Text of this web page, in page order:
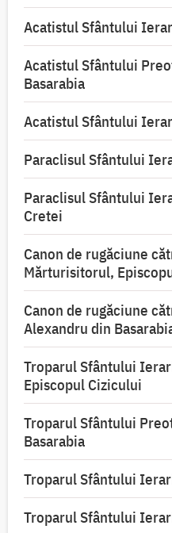
Acatistul Sfântului
Acatistul Sfântului
Basarabia
Acatistul Sfântului
Paraclisul Sfântului
Paraclisul Sfântului
Cretei
Canon de rugăciune
Mărturisitorul,
Canon de rugăciune
Alexandru din
Troparul Sfântului
Episcopul Cizicului
Troparul Sfântului
Basarabia
Troparul Sfântului
Troparul Sfântului